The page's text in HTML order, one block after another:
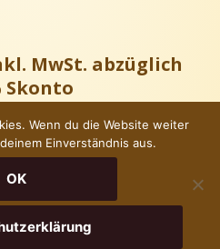
MwSt. abzüglich
Skonto
Rechte vorbehalten
Wenn du die Website weiter
Einverständnis aus.
OK